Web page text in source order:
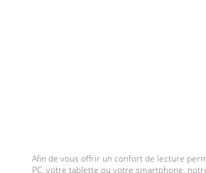
Afin de vous offrir un confort de lecture
PC, votre tablette ou votre smartphone,